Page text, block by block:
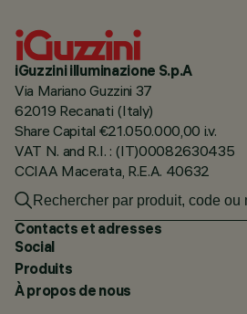
iGuzzini illuminazione S.p.A
Via Mariano Guzzini 37
62019 Recanati (Italy)
Share Capital €21.050.000,00 i.v.
VAT N. and R.I. : (IT)00082630435
CCIAA Macerata, R.E.A. 40632
Contacts et adresses
Social
Produits
À propos de nous